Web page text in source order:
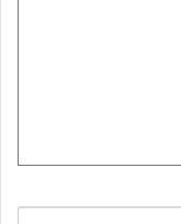
Buscar: